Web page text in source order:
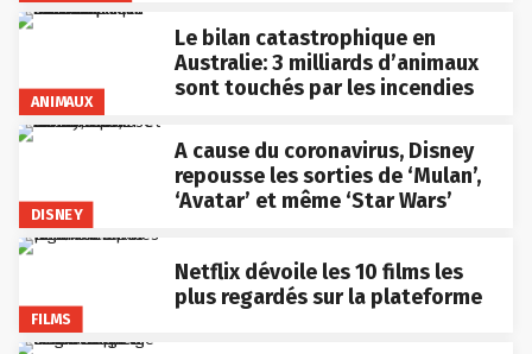
ANIMAUX
Le bilan catastrophique en
Australie: 3 milliards d’animaux
sont touchés par les incendies
DISNEY
A cause du coronavirus, Disney
repousse les sorties de ‘Mulan’,
‘Avatar’ et même ‘Star Wars’
FILMS
Netflix dévoile les 10 films les
plus regardés sur la plateforme